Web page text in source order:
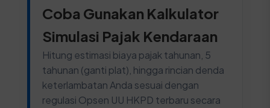
Coba Gunakan Kalkulator
Simulasi Pajak Kendaraan
Hitung estimasi biaya pajak tahunan, 5
tahunan (ganti plat), hingga rincian denda
keterlambatan Anda sesuai dengan
regulasi Opsen UU HKPD terbaru secara